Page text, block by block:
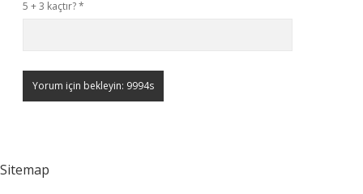
5 + 3 kaçtır?*
Sitemap